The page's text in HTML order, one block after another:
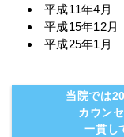
平成11年4月
平成15年12
平成25年1月
当院では
カウン
一貫し